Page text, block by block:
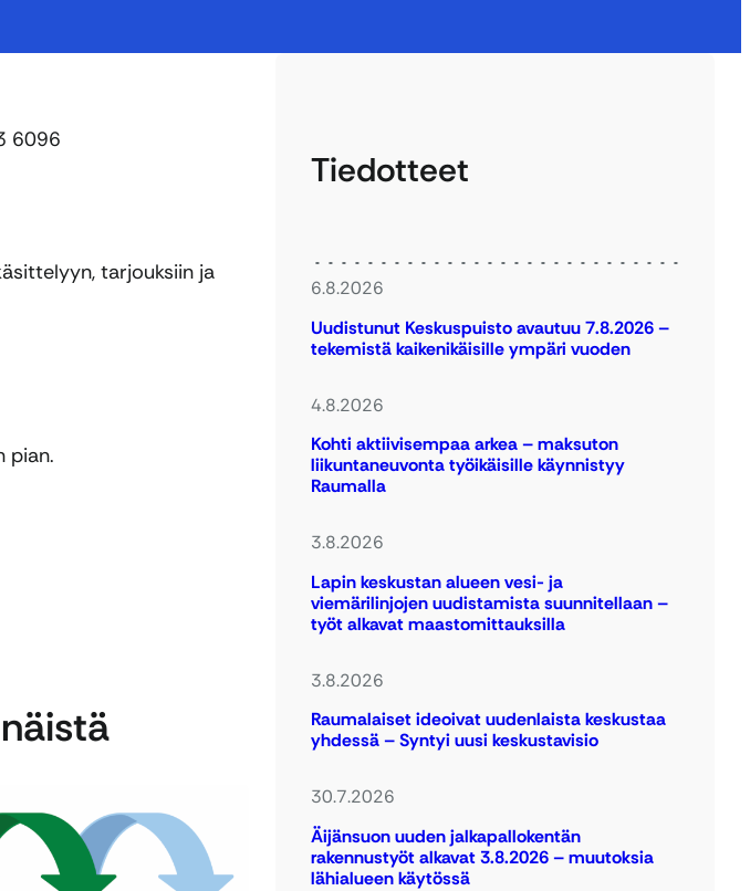
6096
tarjouksiin ja
pian.
Tiedotteet
6.8.2026
Uudistunut Keskuspuisto avautuu 7.8.2026 –
tekemistä kaikenikäisille ympäri vuoden
4.8.2026
Kohti aktiivisempaa arkea – maksuton
liikuntaneuvonta työikäisille käynnistyy
Raumalla
3.8.2026
Lapin keskustan alueen vesi- ja
viemärilinjojen uudistamista suunnitellaan –
työt alkavat maastomittauksilla
3.8.2026
Raumalaiset ideoivat uudenlaista keskustaa
yhdessä – Syntyi uusi keskustavisio
30.7.2026
Äijänsuon uuden jalkapallokentän
rakennustyöt alkavat 3.8.2026 – muutoksia
lähialueen käytössä